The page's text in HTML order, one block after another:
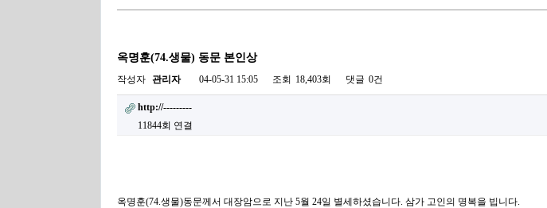
옥명훈(74.생물) 동문 본인상
작성자 관리자 04-05-31 15:05 조회 18,403회 댓글 0건
http://---------
11844회 연결
옥명훈(74.생물)동문께서 대장암으로 지난 5월 24일 별세하셨습니다. 삼가 고인의 명복을 빕니다.